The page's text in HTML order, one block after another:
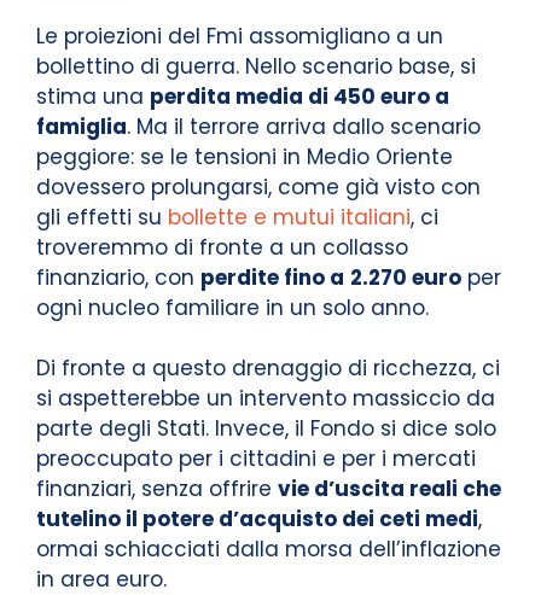
Le proiezioni del Fmi assomigliano a un
bollettino di guerra. Nello scenario base, si
stima una perdita media di 450 euro a
famiglia. Ma il terrore arriva dallo scenario
peggiore: se le tensioni in Medio Oriente
dovessero prolungarsi, come già visto con
gli effetti su bollette e mutui italiani, ci
troveremmo di fronte a un collasso
finanziario, con perdite fino a 2.270 euro per
ogni nucleo familiare in un solo anno.
Di fronte a questo drenaggio di ricchezza, ci
si aspetterebbe un intervento massiccio da
parte degli Stati. Invece, il Fondo si dice solo
preoccupato per i cittadini e per i mercati
finanziari, senza offrire vie d’uscita reali che
tutelino il potere d’acquisto dei ceti medi,
ormai schiacciati dalla morsa dell’inflazione
in area euro.